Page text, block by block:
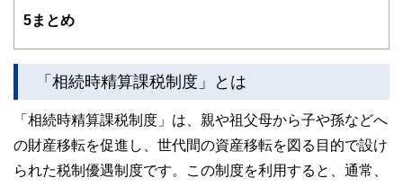
meplan.com/
5まとめ
「相続時精算課税制度」とは
「相続時精算課税制度」は、親や祖父母から子や孫などへ
の財産移転を促進し、世代間の資産移転を図る目的で設け
られた税制優遇制度です。この制度を利用すると、通常、